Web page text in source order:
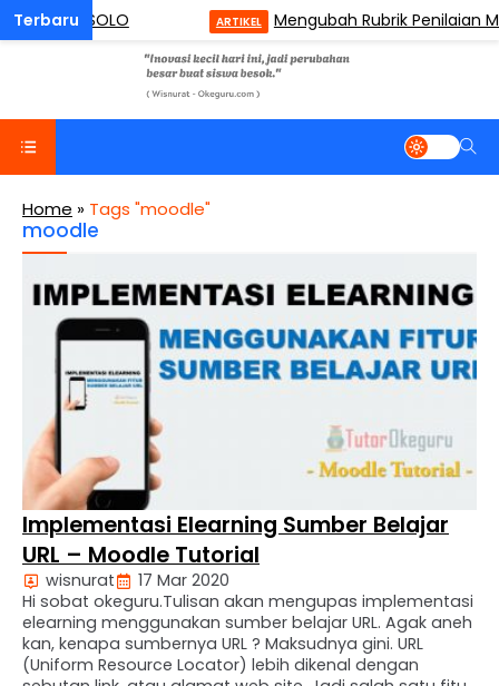
SOLO ARTIKEL Mengubah Rubrik Penilaian
Home » Tags "moodle"
moodle
Implementasi Elearning Sumber Belajar
URL – Moodle Tutorial
wisnurat
17 Mar 2020
Hi sobat okeguru.Tulisan akan mengupas implementasi
elearning menggunakan sumber belajar URL. Agak aneh
kan, kenapa sumbernya URL ? Maksudnya gini. URL
(Uniform Resource Locator) lebih dikenal dengan